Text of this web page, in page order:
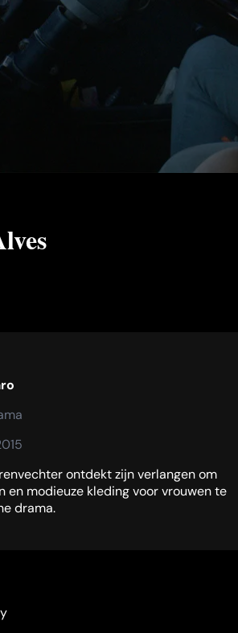
ontdekt zijn verlangen om
en modieuze kleding voor vrouwen te
drama.